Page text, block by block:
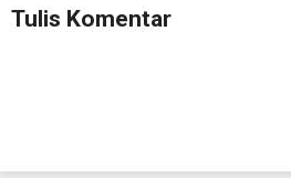
Tulis Komentar